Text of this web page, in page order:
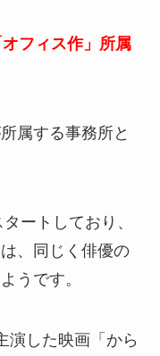
フィス作」所属
属する事務所と
ートしており、
、同じく俳優の
うです。
演した映画「から